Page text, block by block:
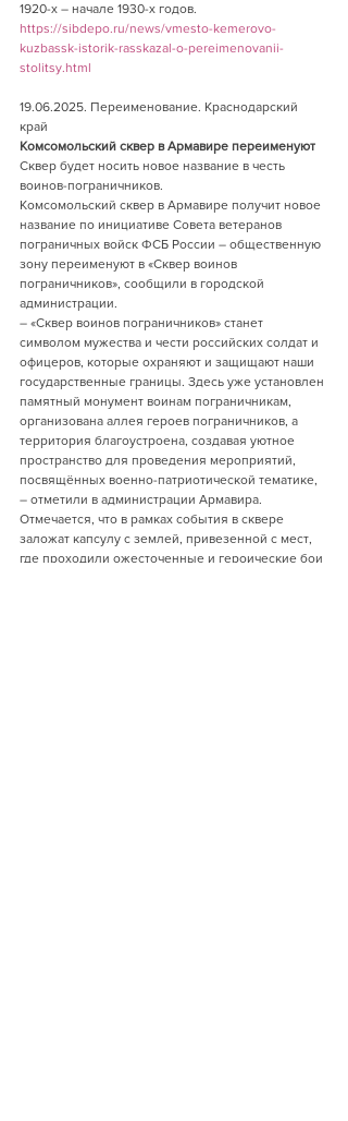
1920-х – начале 1930-х годов.
https://sibdepo.ru/news/vmesto-kemerovo-
kuzbassk-istorik-rasskazal-o-pereimenovanii-
stolitsy.html
19.06.2025. Переименование. Краснодарский
край
Комсомольский сквер в Армавире переименуют
Сквер будет носить новое название в честь
воинов-пограничников.
Комсомольский сквер в Армавире получит новое
название по инициативе Совета ветеранов
пограничных войск ФСБ России – общественную
зону переименуют в «Сквер воинов
пограничников», сообщили в городской
администрации.
– «Сквер воинов пограничников» станет
символом мужества и чести российских солдат и
офицеров, которые охраняют и защищают наши
государственные границы. Здесь уже установлен
памятный монумент воинам пограничникам,
организована аллея героев пограничников, а
территория благоустроена, создавая уютное
пространство для проведения мероприятий,
посвящённых военно-патриотической тематике,
– отметили в администрации Армавира.
Отмечается, что в рамках события в сквере
заложат капсулу с землей, привезенной с мест,
где проходили ожесточенные и героические бои